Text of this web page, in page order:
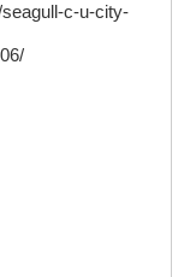
c-u-city-